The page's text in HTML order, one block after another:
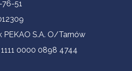
51
PEKAO S.A. O/Tarnów
0000 0898 4744